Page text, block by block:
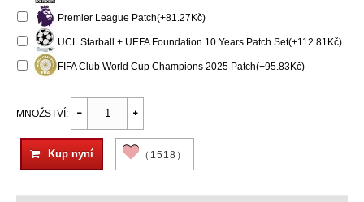
Premier League Patch(+81.27Kč)
UCL Starball + UEFA Foundation 10 Years Patch Set(+112.81Kč)
FIFA Club World Cup Champions 2025 Patch(+95.83Kč)
MNOŽSTVÍ:
Kup nyní （1518）